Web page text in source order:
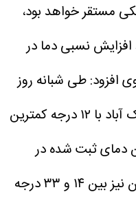
مستقر خواهد بود،
افزایش نسبی دما در
افزود: طی شبانه روز
گذشته ایستگاه‌های گرماب و لولک آباد با ۱۲ درجه کمترین
بیشترین دمای ثبت شده در
استان را داشته و دمای شهر زنجان نیز بین ۱۴ و ۳۳ درجه